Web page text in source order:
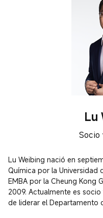
Lu
Socio
Lu Weibing nació en
Química por la Universidad
EMBA por la Cheung Kong
2009. Actualmente es
de liderar el Departamento